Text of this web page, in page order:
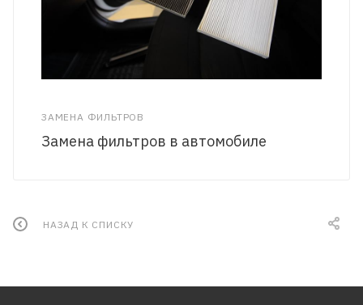
ЗАМЕНА ФИЛЬТРОВ
Замена фильтров в автомобиле
НАЗАД К СПИСКУ